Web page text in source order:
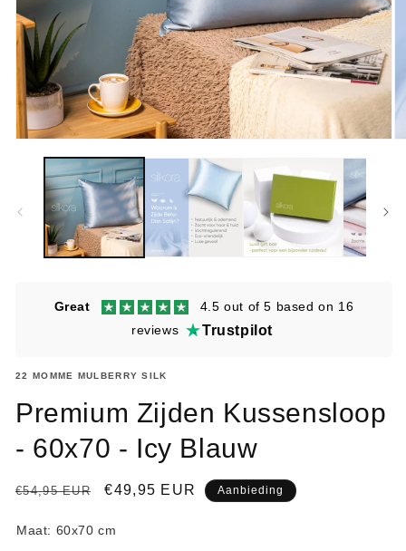
openen
modaal
Great
4.5 out of 5 based on 16
reviews
Trustpilot
22 MOMME MULBERRY SILK
SKU:
Premium Zijden Kussensloop
- 60x70 - Icy Blauw
Normale
€54,95 EUR Aanbiedingsprijs
€49,95 EUR Aanbieding